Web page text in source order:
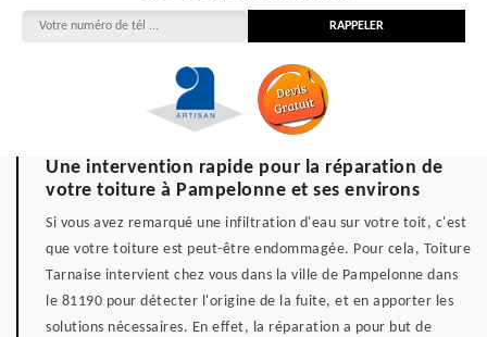
Une intervention rapide pour la réparation de
votre toiture à Pampelonne et ses environs
Si vous avez remarqué une infiltration d'eau sur votre toit, c'est
que votre toiture est peut-être endommagée. Pour cela, Toiture
Tarnaise intervient chez vous dans la ville de Pampelonne dans
le 81190 pour détecter l'origine de la fuite, et en apporter les
solutions nécessaires. En effet, la réparation a pour but de